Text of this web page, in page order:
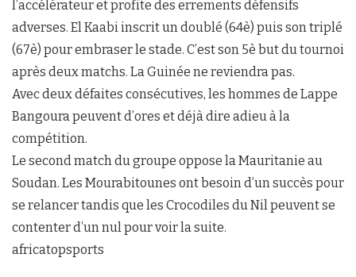
l’accélérateur et profite des errements défensifs
adverses. El Kaabi inscrit un doublé (64è) puis son triplé
(67è) pour embraser le stade. C’est son 5è but du tournoi
après deux matchs. La Guinée ne reviendra pas.
Avec deux défaites consécutives, les hommes de Lappe
Bangoura peuvent d’ores et déjà dire adieu à la
compétition.
Le second match du groupe oppose la Mauritanie au
Soudan. Les Mourabitounes ont besoin d’un succès pour
se relancer tandis que les Crocodiles du Nil peuvent se
contenter d’un nul pour voir la suite.
africatopsports